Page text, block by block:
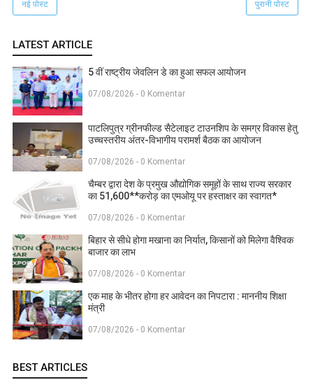
नई पोस्ट पुरानी पोस्ट
LATEST ARTICLE
5 वीं राष्ट्रीय जेवलिन डे का हुआ सफल आयोजन
07/08/2026 - 0 Komentar
पाटलिपुत्र ग्रीनफील्ड सैटेलाइट टाउनशिप के समग्र विकास हेतु
उच्चस्तरीय अंतर-विभागीय परामर्श बैठक का आयोजन
07/08/2026 - 0 Komentar
चैम्बर द्वारा देश के प्रमुख औद्योगिक समूहों के साथ राज्य सरकार
का 51,600**करोड़ का एमओयू पर हस्ताक्षर का स्वागत*
07/08/2026 - 0 Komentar
बिहार से सीधे होगा मखाना का निर्यात, किसानों को मिलेगा वैश्विक
बाजार का लाभ
07/08/2026 - 0 Komentar
एक माह के भीतर होगा हर आवेदन का निपटारा : माननीय शिक्षा
मंत्री
07/08/2026 - 0 Komentar
BEST ARTICLES